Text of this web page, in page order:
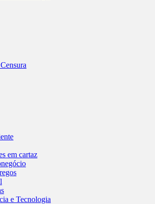
em cartaz
e Tecnologia